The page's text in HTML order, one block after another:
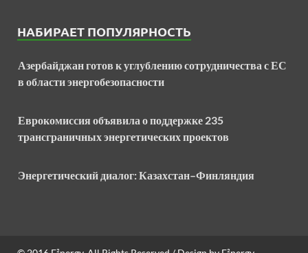
НАБИРАЕТ ПОПУЛЯРНОСТЬ
Азербайджан готов к углублению сотрудничества с ЕС
в области энергобезопасности
Еврокомиссия объявила о поддержке 235
трансграничных энергетических проектов
Энергетический диалог: Казахстан–Финляндия